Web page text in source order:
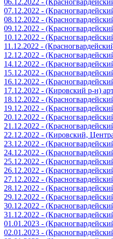
07.12.2022 -
08.12.2022 -
09.12.2022 -
10.12.2022 -
11.12.2022 -
12.12.2022 -
14.12.2022 -
15.12.2022 -
16.12.2022 -
17.12.2022 - (Кировский р-н)
18.12.2022 -
19.12.2022 -
20.12.2022 -
21.12.2022 -
22.12.2022 - (Кировский,
23.12.2022 -
24.12.2022 -
25.12.2022 -
26.12.2022 -
27.12.2022 -
28.12.2022 -
29.12.2022 -
30.12.2022 -
31.12.2022 -
01.01.2023 -
02.01.2023 -